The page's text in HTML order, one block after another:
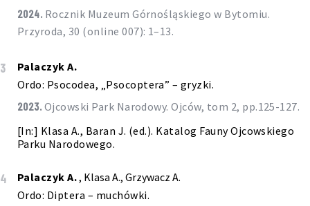
2024.
Przyroda, 30 (online 007): 1–13.
3
Palaczyk A.
Ordo: Psocodea, „Psocoptera” – gryzki.
2023. Ojcowski Park Narodowy. Ojców, tom 2, pp.125-127.
[In:] Klasa A., Baran J. (ed.). Katalog Fauny Ojcowskiego
Parku Narodowego.
4 Palaczyk A., Klasa A., Grzywacz A.
Ordo: Diptera – muchówki.